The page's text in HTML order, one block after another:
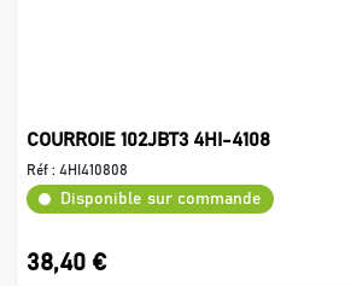
COURROIE 102JBT3 4HI-4108
Réf : 4HI410808
Disponible sur commande
38,40 €